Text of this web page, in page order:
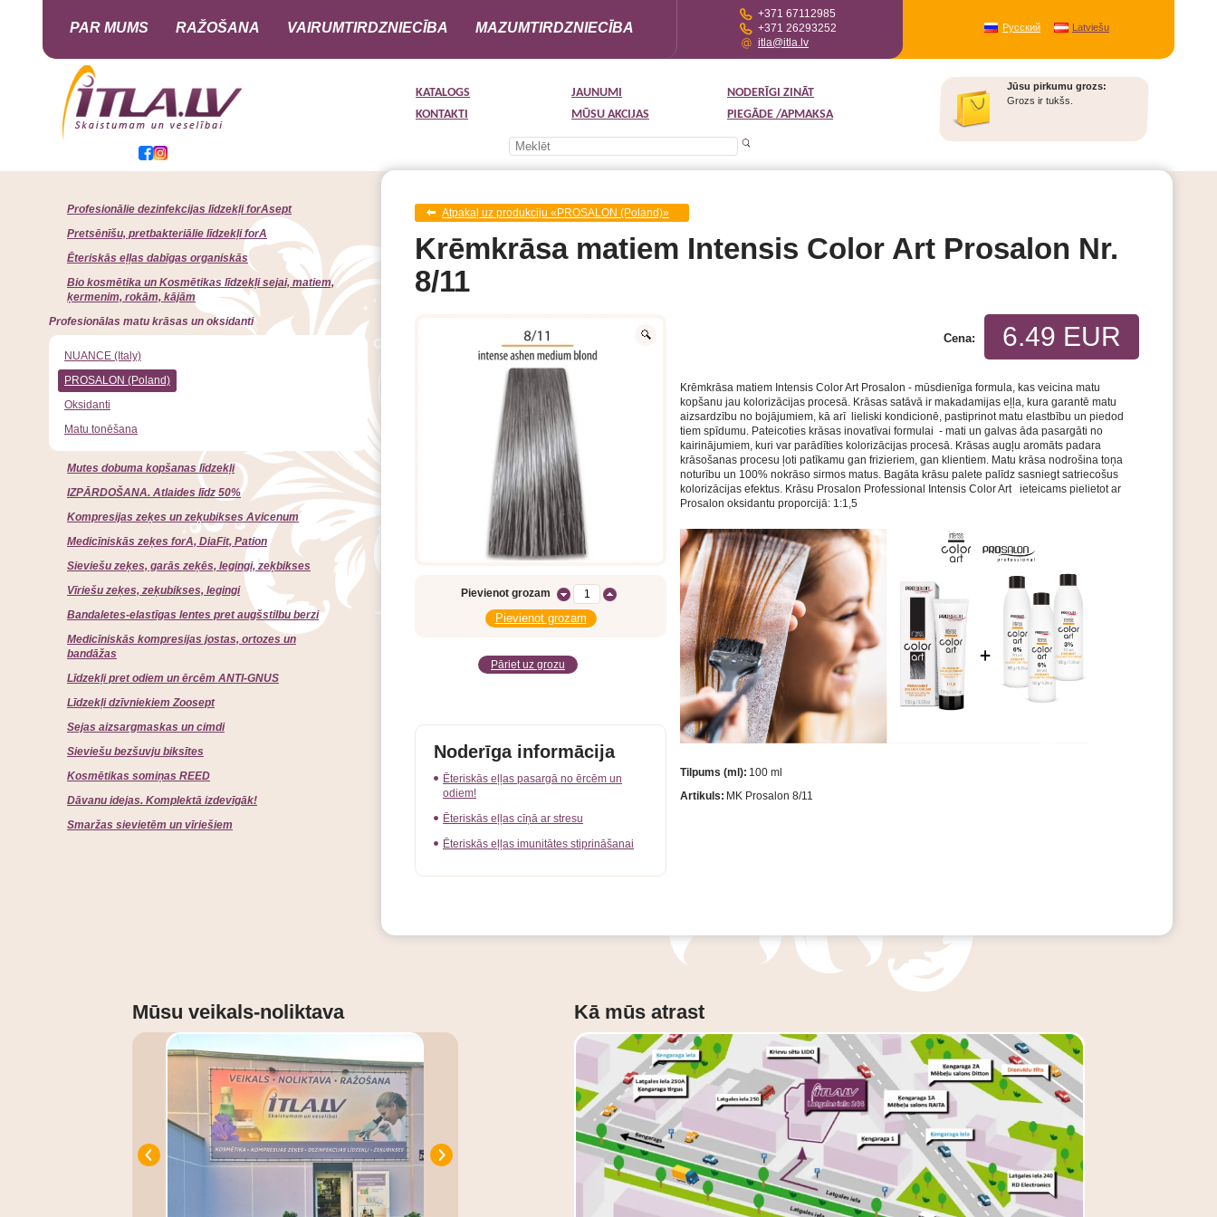
KATALOGS JAUNUMI
NODERĪGI ZINĀT
KONTAKTI
MŪSU AKCIJAS PIEGĀDE /APMAKSA
Jūsu pirkumu grozs:
Grozs ir tukšs.
PAR MUMS RAŽOŠANA VAIRUMTIRDZNIECĪBA MAZUMTIRDZNIECĪBA
+371 67112985
+371 26293252
itla@itla.lv
Русский Latviešu
Atpakaļ uz produkciju «PROSALON (Poland)»
Krēmkrāsa matiem Intensis Color Art Prosalon Nr.
8/11
Pievienot grozam
Pāriet uz grozu
Noderīga informācija
Ēteriskās eļļas pasargā no ērcēm un
odiem!
Ēteriskās eļļas cīņā ar stresu
Ēteriskās eļļas imunitātes stiprināšanai
6.49 EUR
Cena:
Krēmkrāsa matiem Intensis Color Art Prosalon - mūsdienīga formula, kas veicina matu
kopšanu jau kolorizācijas procesā. Krāsas satāvā ir makadamijas eļļa, kura garantē matu
aizsardzību no bojājumiem, kā arī lieliski kondicionē, pastiprinot matu elastbību un piedod
tiem spīdumu. Pateicoties krāsas inovatīvai formulai - mati un galvas āda pasargāti no
kairinājumiem, kuri var parādīties kolorizācijas procesā. Krāsas augļu aromāts padara
krāsošanas procesu ļoti patīkamu gan frizieriem, gan klientiem. Matu krāsa nodrošina toņa
noturību un 100% nokrāso sirmos matus. Bagāta krāsu palete palīdz sasniegt satriecošus
kolorizācijas efektus. Krāsu Prosalon Professional Intensis Color Art ieteicams pielietot ar
Prosalon oksidantu proporcijā: 1:1,5
Tilpums (ml): 100 ml
Artikuls: MK Prosalon 8/11
Profesionālie dezinfekcijas līdzekļi forAsept
Pretsēnīšu, pretbakteriālie līdzekļi forA
Ēteriskās eļļas dabīgas organiskās
Bio kosmētika un Kosmētikas līdzekļi sejai, matiem,
ķermenim, rokām, kājām
Profesionālas matu krāsas un oksidanti
NUANCE (Italy)
PROSALON (Poland)
Oksidanti
Matu tonēšana
Mutes dobuma kopšanas līdzekļi
IZPĀRDOŠANA. Atlaides līdz 50%
Kompresijas zeķes un zeķubikses Avicenum
Medicīniskās zeķes forA, DiaFit, Pation
Sieviešu zeķes, garās zeķēs, legingi, zeķbikses
Vīriešu zeķes, zeķubikses, legingi
Bandaletes-elastīgas lentes pret augšstilbu berzi
Medicīniskās kompresijas jostas, ortozes un
bandāžas
Līdzekļi pret odiem un ērcēm ANTI-GNUS
Līdzekļi dzīvniekiem Zoosept
Sejas aizsargmaskas un cimdi
Sieviešu bezšuvju biksītes
Kosmētikas somiņas REED
Dāvanu idejas. Komplektā izdevīgāk!
Smaržas sievietēm un vīriešiem
Mūsu veikals-noliktava Kā mūs atrast